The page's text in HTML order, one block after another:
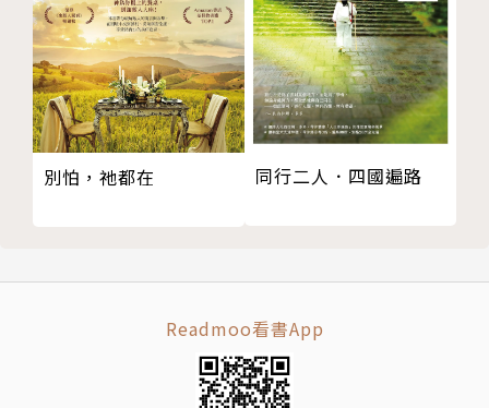
神是父（譯）
孤獨的人生（譯）
我們應當恨惡甚麽？
財主與拉撒路
榮耀的道路（譯）
編者的消息
別怕，祂都在 同行二人．四國遍路
Readmoo看書App